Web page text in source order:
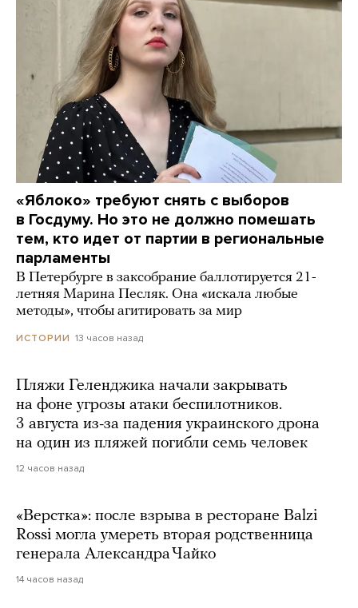
«Яблоко» требуют снять с выборов
в Госдуму. Но это не должно помешать
тем, кто идет от партии в региональные
парламенты
В Петербурге в заксобрание баллотируется 21-
летняя Марина Песляк. Она «искала любые
методы», чтобы агитировать за мир
ИСТОРИИ 13 часов назад
Пляжи Геленджика начали закрывать
на фоне угрозы атаки беспилотников.
3 августа из-за падения украинского дрона
на один из пляжей погибли семь человек
12 часов назад
«Верстка»: после взрыва в ресторане Balzi
Rossi могла умереть вторая родственница
генерала Александра Чайко
14 часов назад